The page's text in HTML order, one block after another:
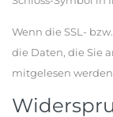
Wenn die SSL-
die Daten, die Sie
mitgelesen